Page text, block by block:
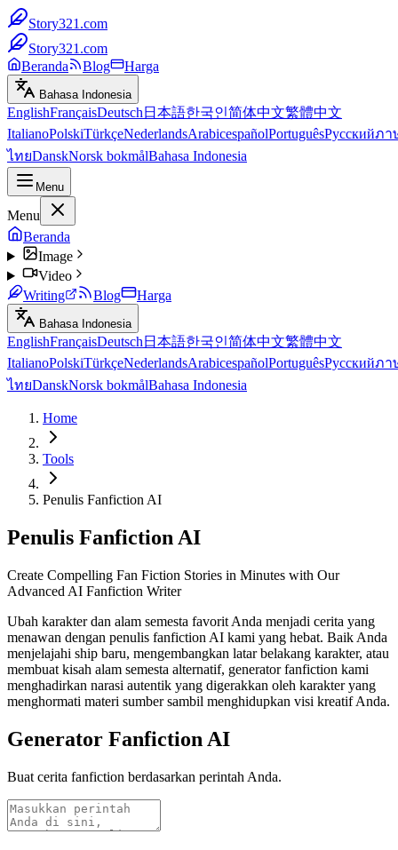
Story321.com
Story321.com
Beranda
Blog Harga
Bahasa Indonesia
EnglishFrançaisDeutsch 日本語한국인简体中文繁體中文
ItalianoPolskiTürkçeNederlandsArabicespañolPortuguêsРусскийภา
ไทยDanskNorsk bokmålBahasa Indonesia
Menu
Menu
Beranda
Image
Video
Writing
Blog Harga
Bahasa Indonesia
EnglishFrançaisDeutsch 日本語한국인简体中文繁體中文
ItalianoPolskiTürkçeNederlandsArabicespañolPortuguêsРусскийภา
ไทยDanskNorsk bokmålBahasa Indonesia
Home
Tools
Penulis Fanfiction AI
Penulis Fanfiction AI
Create Compelling Fan Fiction Stories in Minutes with Our
Advanced AI Fanfiction Writer
Ubah karakter dan alam semesta favorit Anda menjadi cerita yang
menawan dengan penulis fanfiction AI kami yang hebat. Baik Anda
menjelajahi ship baru, mengembangkan latar belakang karakter, atau
membuat kisah alam semesta alternatif, generator fanfiction kami
menghadirkan narasi autentik yang digerakkan oleh karakter yang
menghormati materi sumber sambil menghidupkan visi kreatif Anda.
Generator Fanfiction AI
Buat cerita fanfiction berdasarkan perintah Anda.